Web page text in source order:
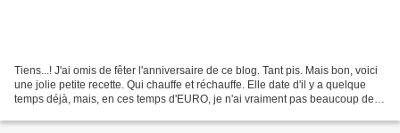
Tiens...! J'ai omis de fêter l'anniversaire de ce blog. Tant pis. Mais bon, voici
une jolie petite recette. Qui chauffe et réchauffe. Elle date d'il y a quelque
temps déjà, mais, en ces temps d'EURO, je n'ai vraiment pas beaucoup de